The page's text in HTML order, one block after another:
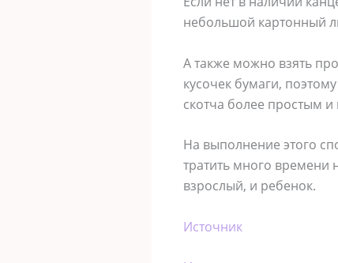
небольшой картонный
А также можно взять
кусочек бумаги,
скотча более простым
На выполнение этого
тратить много времени
взрослый, и ребенок.
Источник